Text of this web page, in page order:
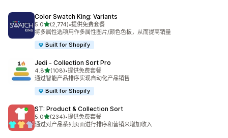
Color Swatch King: Variants
5.0星（满分 5 星）
(2,774)
总共 2774 条评论
•提供免费套餐
将多属性选项用作多属性图片/颜色色板，从而提高销量
Built for Shopify
Jedi ‑ Collection Sort Pro
4.8星（满分 5 星）
(108)
总共 108 条评论
•提供免费套餐
通过智能产品排序实现自动化产品销售
Built for Shopify
ST: Product & Collection Sort
5.0星（满分 5 星）
(234)
总共 234 条评论
•提供免费套餐
通过对产品系列页面进行排序和营销来增加收入